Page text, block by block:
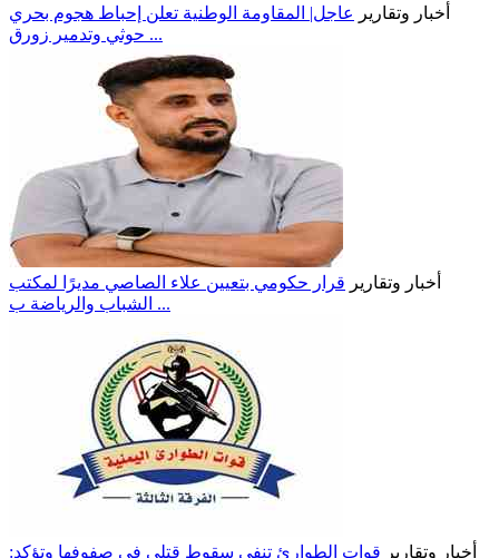
أخبار وتقارير
عاجل| المقاومة الوطنية تعلن إحباط هجوم بحري
حوثي وتدمير زورق ...
أخبار وتقارير قرار حكومي بتعيين علاء الصاصي مديرًا لمكتب
الشباب والرياضة ب ...
أخبار وتقارير قوات الطوارئ تنفي سقوط قتلى في صفوفها وتؤكد: